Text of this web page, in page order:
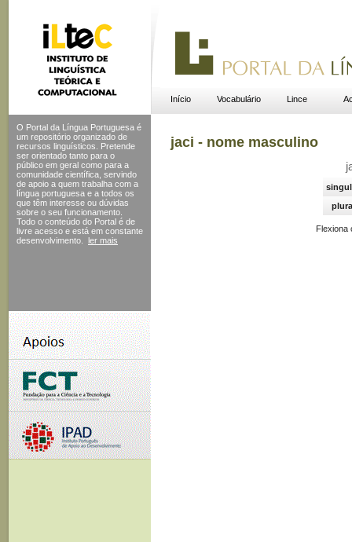
Início Vocabulário Lince
O Portal da Língua Portuguesa é
um repositório organizado de
recursos linguísticos. Pretende
ser orientado tanto para o
público em geral como para a
comunidade científica, servindo
de apoio a quem trabalha com a
língua portuguesa e a todos os
que têm interesse ou dúvidas
sobre o seu funcionamento.
Todo o conteúdo do Portal é de
livre acesso e está em constante
desenvolvimento.
ler mais
jaci - nome masculino
Flexiona